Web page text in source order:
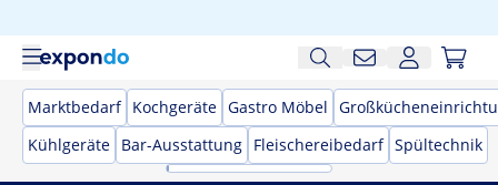
Marktbedarf Kochgeräte Gastro Möbel
Kühlgeräte Bar-Ausstattung Fleischereibedarf Spültechnik